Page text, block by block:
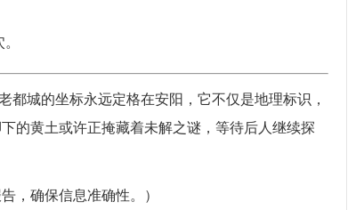
城的坐标永远定格在安阳，它不仅是地理标识，
的黄土或许正掩藏着未解之谜，等待后人继续探
，确保信息准确性。）